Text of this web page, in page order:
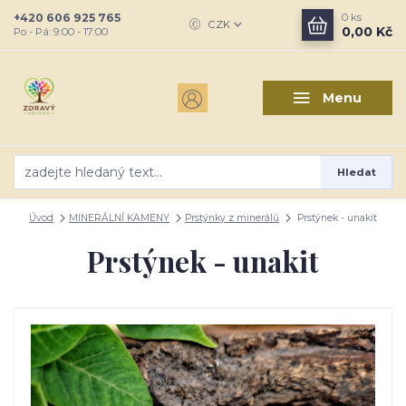
Menu
CZK
Hledat
+420 606 925 765
Po - Pá: 9:00 - 17:00
0 ks
0,00 Kč
Úvod MINERÁLNÍ KAMENY Prstýnky z minerálů Prstýnek - unakit
Prstýnek - unakit